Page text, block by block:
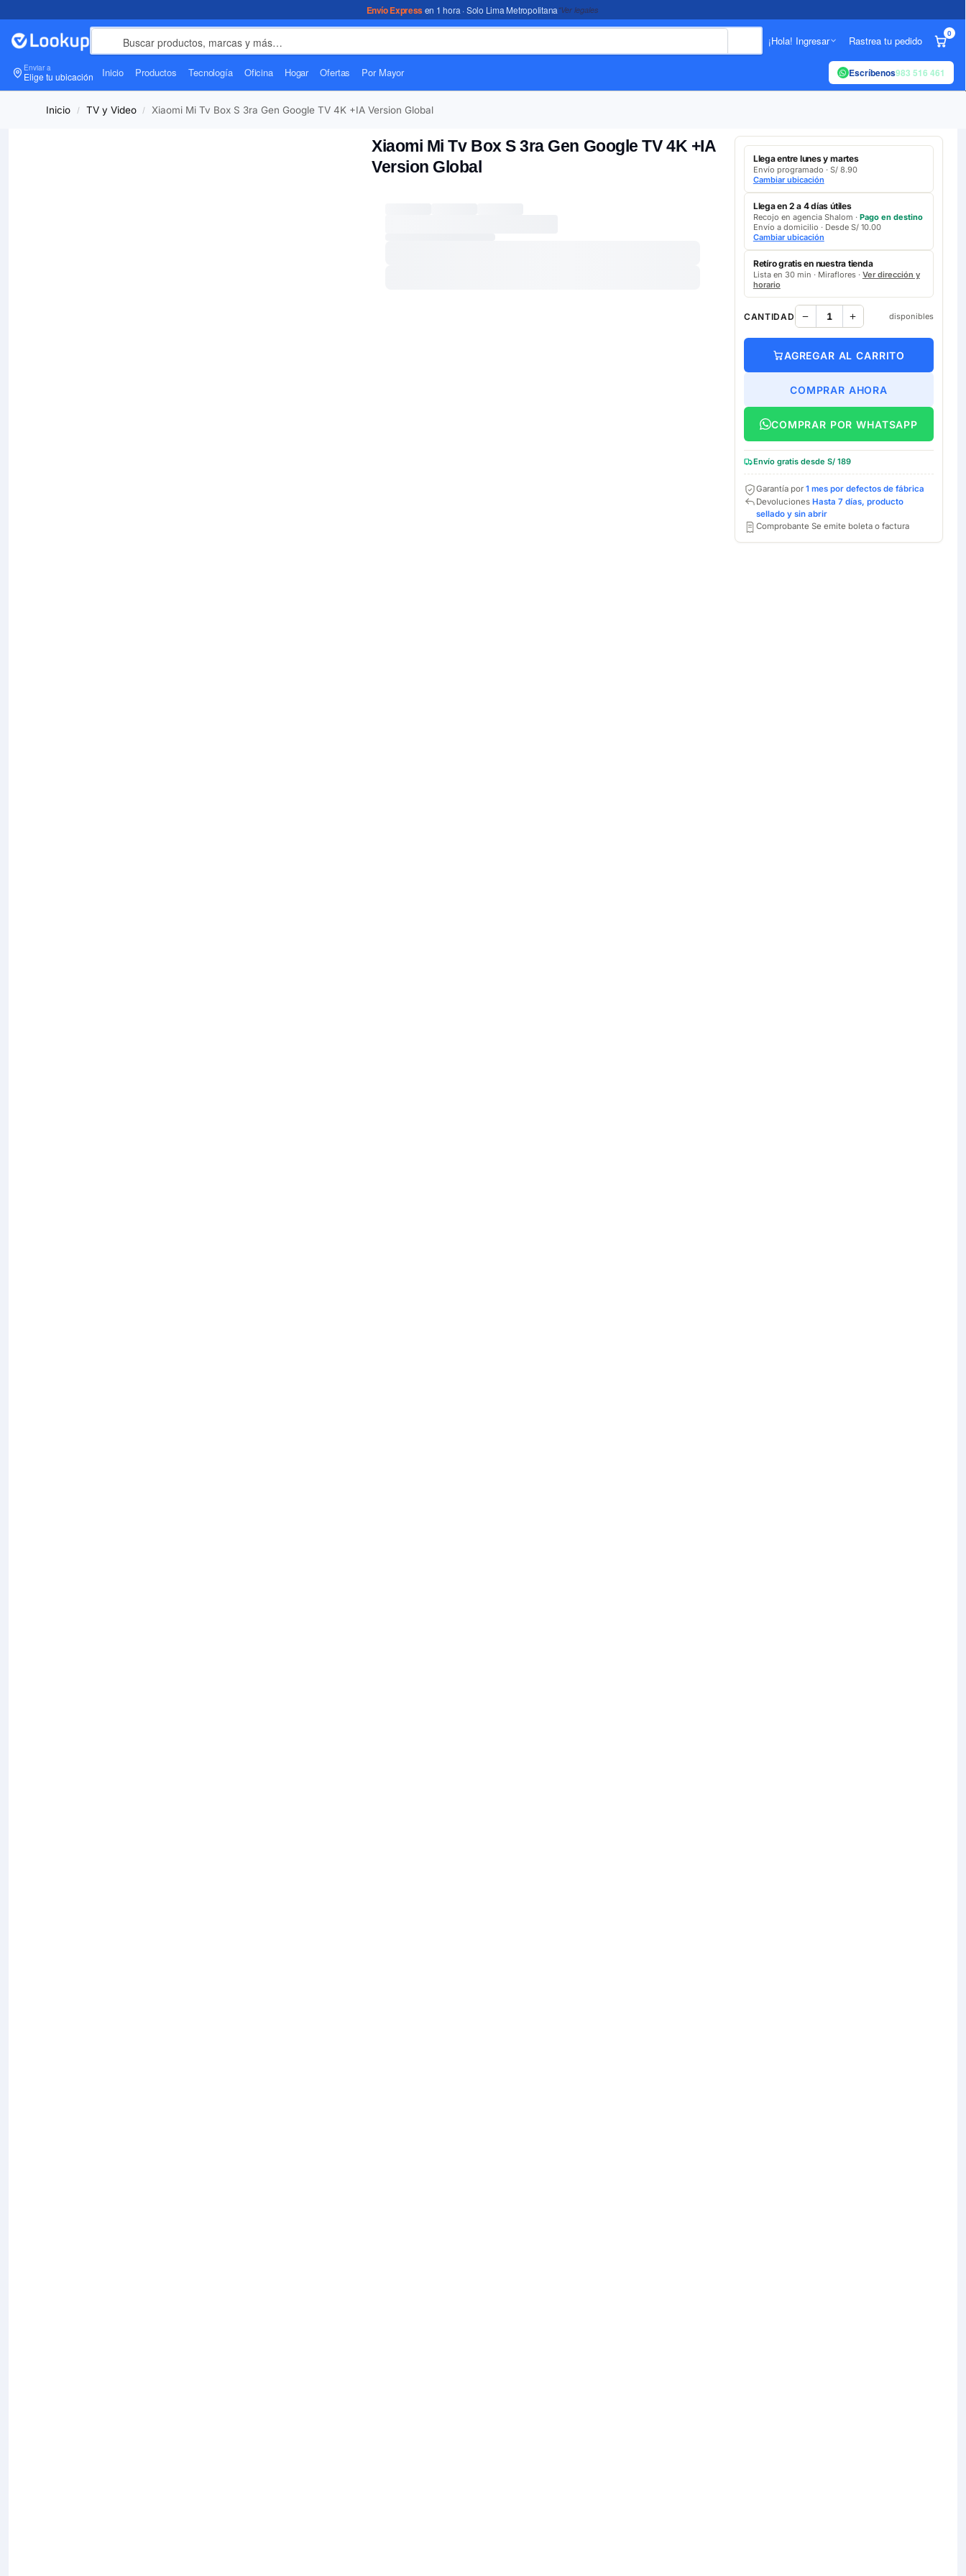
Envío Expressen 1 hora · Solo Lima Metropolitana*Ver legales
¡Hola! Ingresar Rastrea tu pedido
0
Enviar a
Elige tu ubicación Inicio Productos Tecnología Oficina Hogar Ofertas Por Mayor Escríbenos983 516 461
Inicio / TV y Video / Xiaomi Mi Tv Box S 3ra Gen Google TV 4K +IA Version Global
Xiaomi Mi Tv Box S 3ra Gen Google TV 4K +IA
Version Global
Llega entre lunes y martes
Envío programado · S/ 8.90
Cambiar ubicación
Llega en 2 a 4 días útiles
Recojo en agencia Shalom · Pago en destino
Envío a domicilio · Desde S/ 10.00
Cambiar ubicación
Retíro gratis en nuestra tienda
Lista en 30 min · Miraflores · Ver dirección y
horario
CANTIDAD disponibles
AGREGAR AL CARRITO
COMPRAR AHORA
COMPRAR POR WHATSAPP
Envío gratis desde S/ 189
Garantía por 1 mes por defectos de fábrica
Devoluciones Hasta 7 días, producto
sellado y sin abrir
Comprobante Se emite boleta o factura